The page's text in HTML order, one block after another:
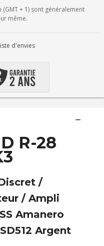
+ 1) sont généralement
même.
d'envies
R-28
/
/ Ampli
Amanero
Argent